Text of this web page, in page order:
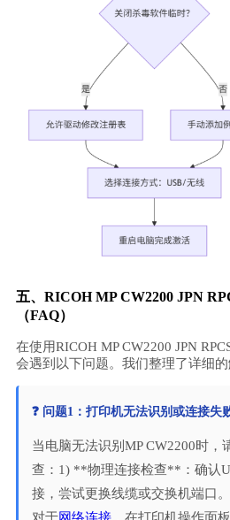
五、RICOH MP CW2200 JPN
（FAQ）
在使用RICOH MP CW2200 JPN
会遇到以下问题。我们整理了详细的
❓ 问题1：打印机无法识别或连接失
当电脑无法识别MP CW2200时，
查：1) **物理连接检查**：确认
接，尝试更换线缆或交换机端口